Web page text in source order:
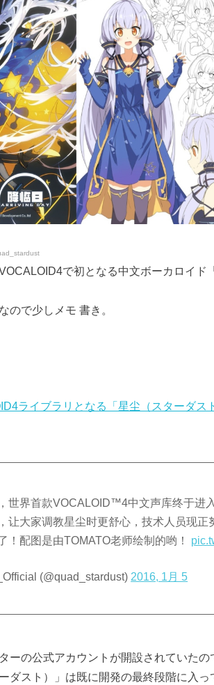
で初となる中文ボーカロイド
ので少しメモ 書き。
ライブラリとなる「星尘（スターダス
世界首款VOCALOID™4中文声库终于进
让大家调教星尘时更舒心，技术人员现
！配图是由TOMATO老师绘制的哟！
(@quad_stardust) 2016, 1月 5
ーの公式アカウントが開設されていたの
ダスト）」は既に開発の最終段階に入っ